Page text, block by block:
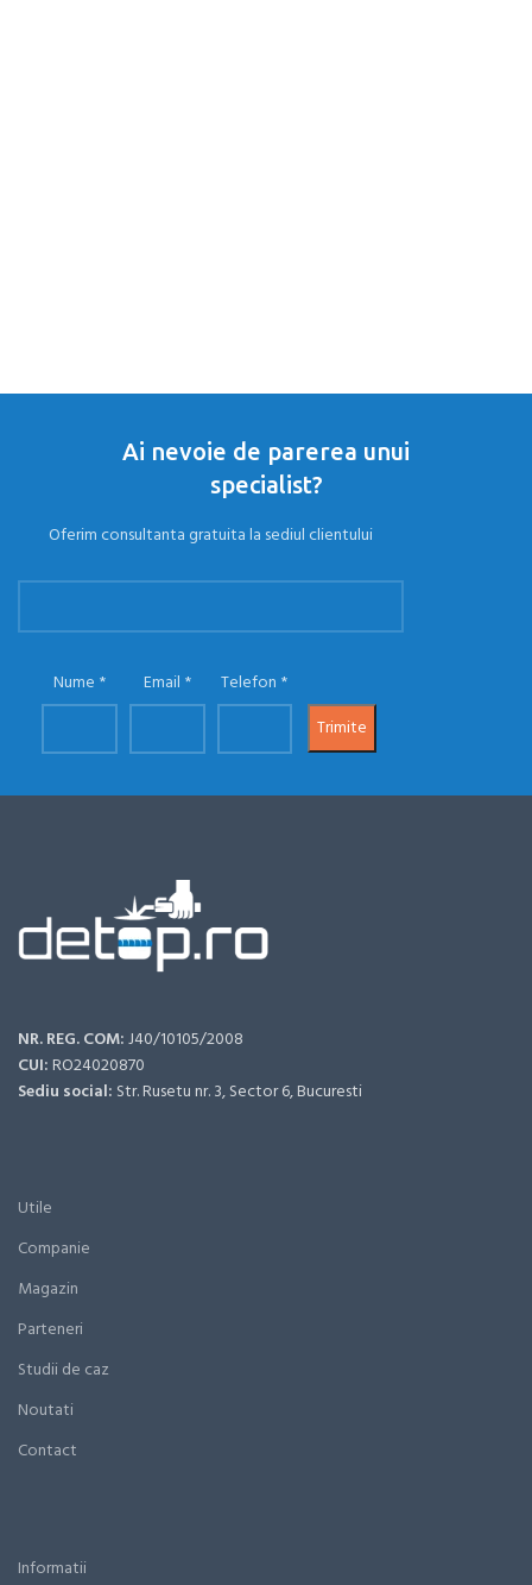
Ai nevoie de parerea unui
specialist?
Oferim consultanta gratuita la sediul clientului
Nume Email Telefon
NR. REG. COM:J40/10105/2008
CUI:RO24020870
Sediu social: Str. Rusetu nr. 3, Sector 6, Bucuresti
Utile
Companie
Magazin
Parteneri
Studii de caz
Noutati
Contact
Informatii